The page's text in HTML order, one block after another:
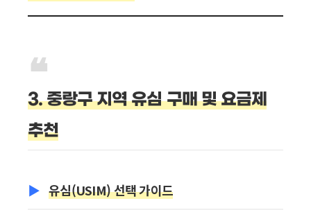
3. 중랑구 지역 유심 구매 및 요금제
추천
유심(USIM) 선택 가이드